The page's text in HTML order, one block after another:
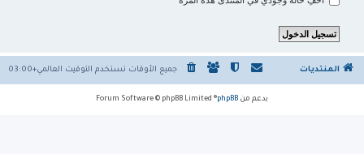
المنتديات جميع الأوقات تستخدم التوقيت العالمي+03:00
بدعم من phpBB
® Forum Software © phpBB Limited